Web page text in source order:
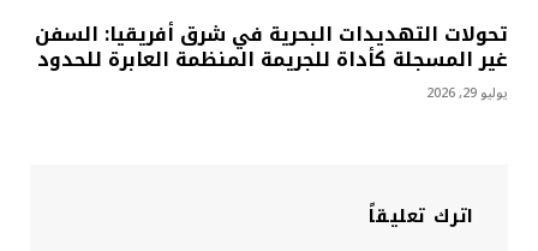
تحولات التهديدات البحرية في شرق أفريقيا: السفن
غير المسجلة كأداة للجريمة المنظمة العابرة للحدود
يوليو 29, 2026
اترك تعليقاً